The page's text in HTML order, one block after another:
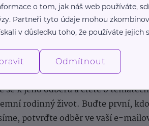
pro rodiče i sdílení
k jeho odběru a čtěte o
rodinný život. Buďte první,
potvrďte odběr ve vaší e-
o tom, jak náš web používáte,
Partneři tyto údaje mohou
v důsledku toho, že používáte jejich
Odmítnout